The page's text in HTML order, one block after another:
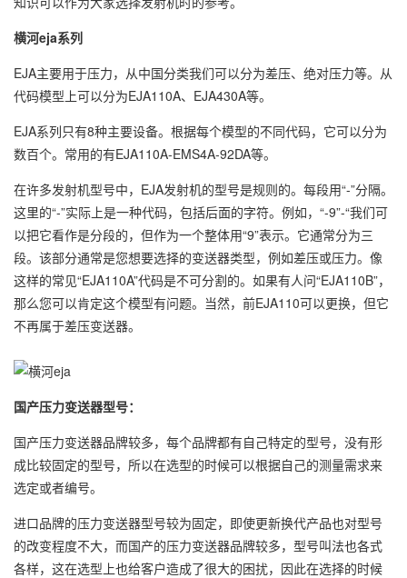
横河eja系列
EJA主要用于压力，从中国分类我们可以分为差压、绝对压力等。从
代码模型上可以分为EJA110A、EJA430A等。
EJA系列只有8种主要设备。根据每个模型的不同代码，它可以分为
数百个。常用的有EJA110A-EMS4A-92DA等。
在许多发射机型号中，EJA发射机的型号是规则的。每段用“-”分隔。
这里的“-”实际上是一种代码，包括后面的字符。例如，“-9”-“我们可
以把它看作是分段的，但作为一个整体用“9”表示。它通常分为三
段。该部分通常是您想要选择的变送器类型，例如差压或压力。像
这样的常见“EJA110A”代码是不可分割的。如果有人问“EJA110B”，
那么您可以肯定这个模型有问题。当然，前EJA110可以更换，但它
不再属于差压变送器。
国产压力变送器型号：
国产压力变送器品牌较多，每个品牌都有自己特定的型号，没有形
成比较固定的型号，所以在选型的时候可以根据自己的测量需求来
选定或者编号。
进口品牌的压力变送器型号较为固定，即使更新换代产品也对型号
的改变程度不大，而国产的压力变送器品牌较多，型号叫法也各式
各样，这在选型上也给客户造成了很大的困扰，因此在选择的时候